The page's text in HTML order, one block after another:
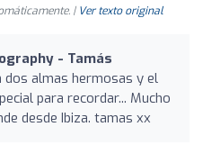
| Ver texto original
- Tamás
dos almas hermosas y el
para recordar... Mucho
desde Ibiza. tamas xx